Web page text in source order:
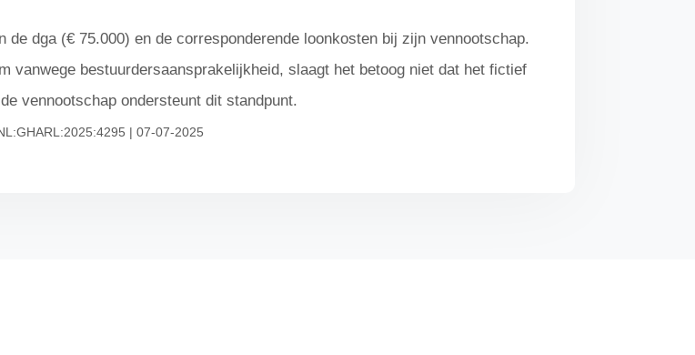
dga (€ 75.000) en de corresponderende loonkosten bij zijn vennootschap.
vanwege bestuurdersaansprakelijkheid, slaagt het betoog niet dat het fictief
vennootschap ondersteunt dit standpunt.
| 07-07-2025